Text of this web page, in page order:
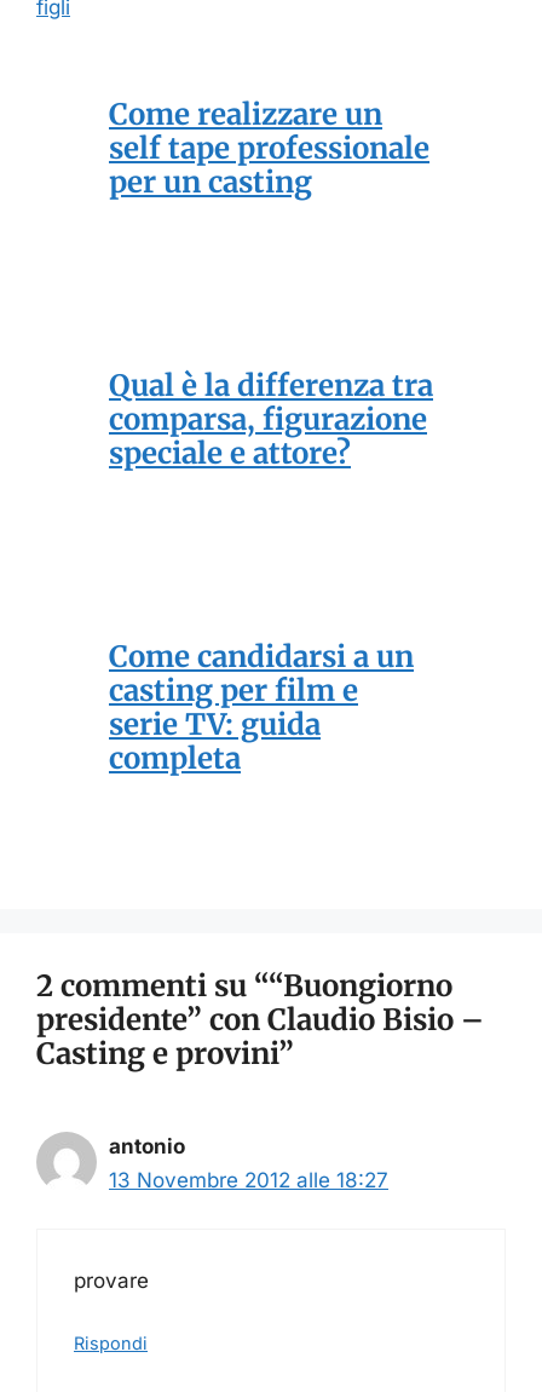
figli
Come realizzare un
self tape professionale
per un casting
Qual è la differenza tra
comparsa, figurazione
speciale e attore?
Come candidarsi a un
casting per film e
serie TV: guida
completa
2 commenti su ““Buongiorno
presidente” con Claudio Bisio –
Casting e provini”
antonio
13 Novembre 2012 alle 18:27
provare
Rispondi